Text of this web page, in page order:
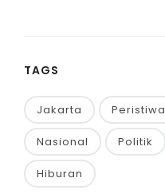
TAGS
Jakarta Peristiwa
Nasional Politik
Hiburan